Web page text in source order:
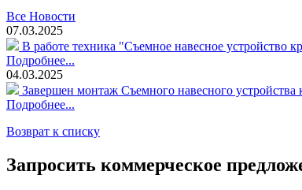
Все Новости
07.03.2025
В работе техника "Съемное навесное устройство
Подробнее...
04.03.2025
Завершен монтаж Съемного навесного устройства
Подробнее...
Возврат к списку
Запросить коммерческое